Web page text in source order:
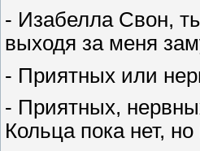
- Изабелла Свон,
выходя за меня
- Приятных или
- Приятных,
Кольца пока нет,